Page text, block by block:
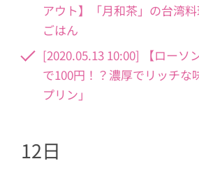
アウト】「月和茶」の台湾
ごはん
[2020.05.13 10:00] 【ローソ
で100円！？濃厚でリッチな
プリン」
12日